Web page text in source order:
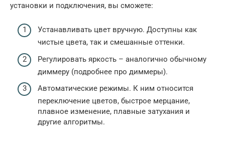
установки и подключения, вы сможете:
Устанавливать цвет вручную. Доступны как
чистые цвета, так и смешанные оттенки.
Регулировать яркость – аналогично обычному
диммеру (подробнее про диммеры).
Автоматические режимы. К ним относится
переключение цветов, быстрое мерцание,
плавное изменение, плавные затухания и
другие алгоритмы.